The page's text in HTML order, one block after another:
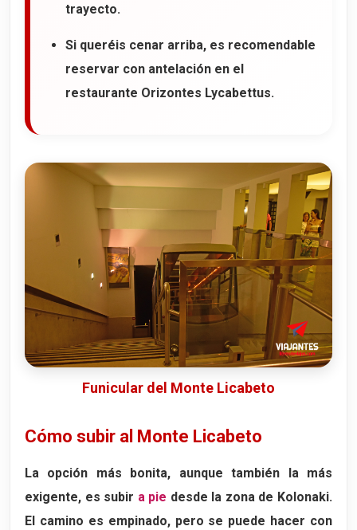
trayecto.
Si queréis cenar arriba, es recomendable
reservar con antelación en el
restaurante Orizontes Lycabettus.
Funicular del Monte Licabeto
Cómo subir al Monte Licabeto
La opción más bonita, aunque también la más
exigente, es subir a pie desde la zona de Kolonaki.
El camino es empinado, pero se puede hacer con